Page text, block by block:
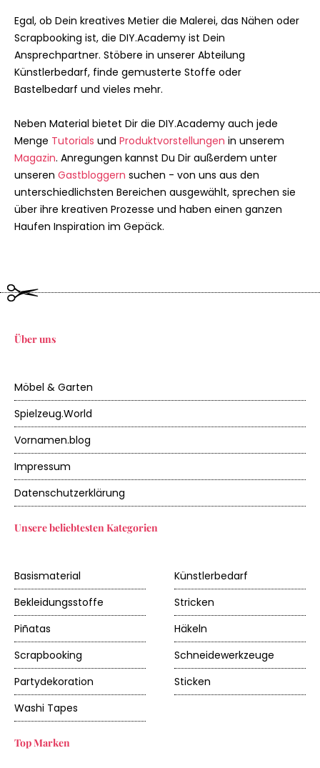
Egal, ob Dein kreatives Metier die Malerei, das Nähen oder
Scrapbooking ist, die DIY.Academy ist Dein
Ansprechpartner. Stöbere in unserer Abteilung
Künstlerbedarf, finde gemusterte Stoffe oder
Bastelbedarf und vieles mehr.
Neben Material bietet Dir die DIY.Academy auch jede
Menge Tutorials und Produktvorstellungen in unserem
Magazin. Anregungen kannst Du Dir außerdem unter
unseren Gastbloggern suchen - von uns aus den
unterschiedlichsten Bereichen ausgewählt, sprechen sie
über ihre kreativen Prozesse und haben einen ganzen
Haufen Inspiration im Gepäck.
Über uns
Möbel & Garten
Spielzeug.World
Vornamen.blog
Impressum
Datenschutzerklärung
Unsere beliebtesten Kategorien
Basismaterial
Künstlerbedarf
Bekleidungsstoffe
Stricken
Piñatas
Häkeln
Scrapbooking
Schneidewerkzeuge
Partydekoration
Sticken
Washi Tapes
Top Marken